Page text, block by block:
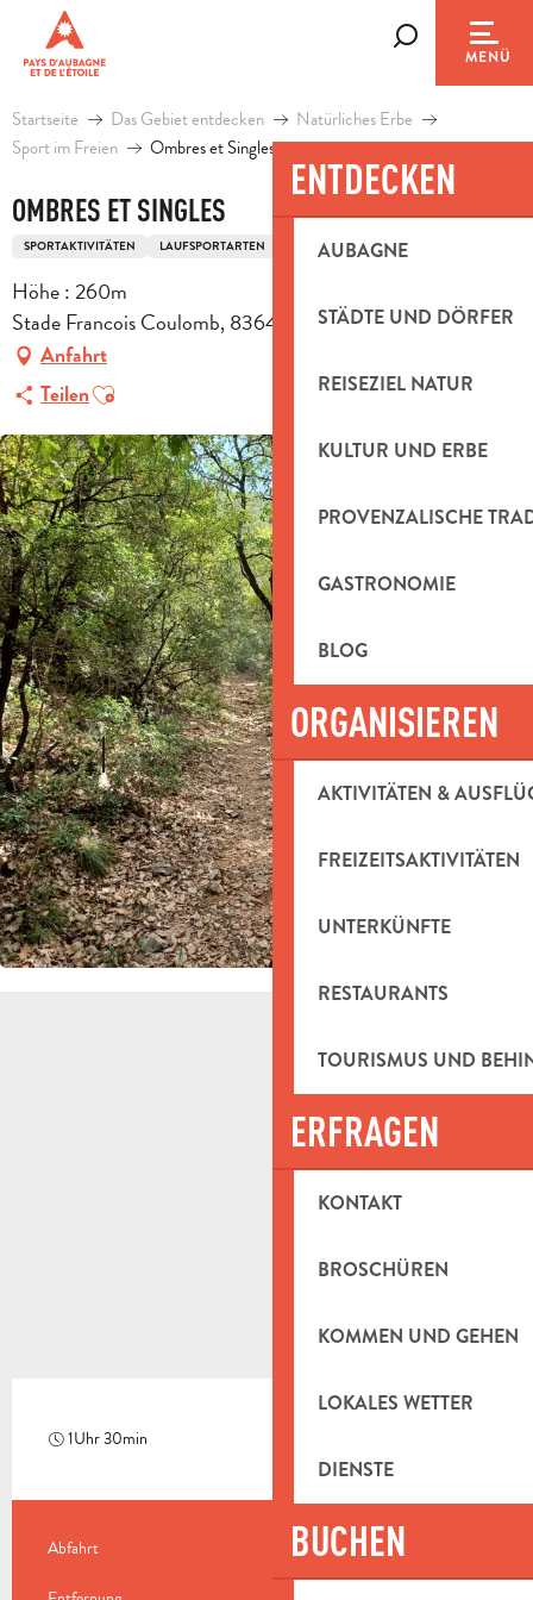
contenu
principal
MENÜ
ENTDECKEN
AUBAGNE
STÄDTE UND DÖRFER
REISEZIEL NATUR
KULTUR UND ERBE
PROVENZALISCHE
GASTRONOMIE
BLOG
ORGANISIEREN
AKTIVITÄTEN &
FREIZEITSAKTIVITÄTEN
UNTERKÜNFTE
RESTAURANTS
TOURISMUS UND
ERFRAGEN
KONTAKT
BROSCHÜREN
KOMMEN UND GEHEN
LOKALES WETTER
DIENSTE
BUCHEN
Startseite Das Gebiet entdecken
Natürliches Erbe
Sport im Freien
Ombres et Singles
OMBRES ET SINGLES
SPORTAKTIVITÄTEN LAUFSPORTARTEN TRAIL-ROUTE
Höhe : 260m
Stade Francois Coulomb, 83640 Saint-Zacharie
Anfahrt
TeilenAjouter aux favoris
1Uhr 30min
PRAKTISCHE INFORMATIONEN
Abfahrt Saint-Zacharie